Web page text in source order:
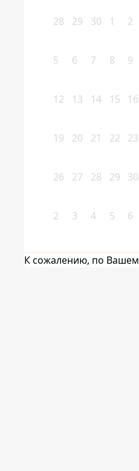
28 29 30 1 2
5 6 7 8 9
12 13 14 15 16
19 20 21 22 23
26 27 28 29 30
2 3 4 5 6
К сожалению, по